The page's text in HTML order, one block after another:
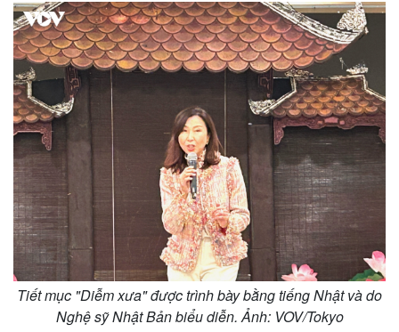
Tiết mục "Diễm xưa" được trình bày bằng tiếng Nhật và do
Nghệ sỹ Nhật Bản biểu diễn. Ảnh: VOV/Tokyo